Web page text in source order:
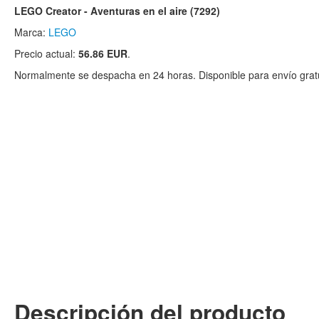
LEGO Creator - Aventuras en el aire (7292)
Marca: LEGO
Precio actual: 56.86 EUR.
Normalmente se despacha en 24 horas. Disponible para envío
Descripción del producto